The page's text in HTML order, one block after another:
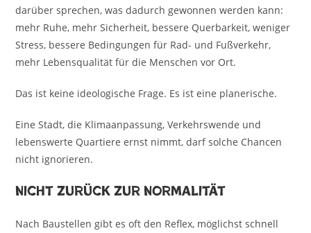
darüber sprechen, was dadurch gewonnen werden kann:
mehr Ruhe, mehr Sicherheit, bessere Querbarkeit, weniger
Stress, bessere Bedingungen für Rad- und Fußverkehr,
mehr Lebensqualität für die Menschen vor Ort.
Das ist keine ideologische Frage. Es ist eine planerische.
Eine Stadt, die Klimaanpassung, Verkehrswende und
lebenswerte Quartiere ernst nimmt, darf solche Chancen
nicht ignorieren.
Nicht zurück zur Normalität
Nach Baustellen gibt es oft den Reflex, möglichst schnell